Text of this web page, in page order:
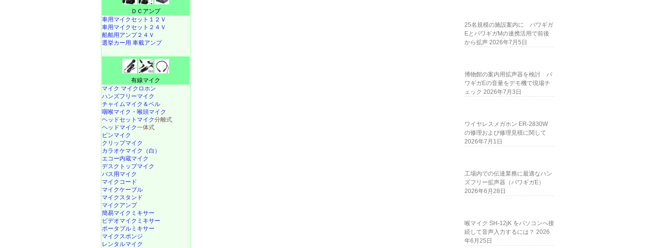
ＤＣアンプ
車用マイクセット１２Ｖ
車用マイクセット２４Ｖ
船舶用アンプ２４Ｖ
選挙カー用 車載アンプ
有線マイク
マイク マイクロホン
ハンズフリーマイク
チャイムマイク＆ベル
咽喉マイク・喉頭マイク
ヘッドセットマイク分離式
ヘッドマイク一体式
ピンマイク
クリップマイク
カラオケマイク（白）
エコー内蔵マイク
デスクトップマイク
バス用マイク
マイクコード
マイクケーブル
マイクスタンド
マイクアンプ
簡易マイクミキサー
ビデオマイクミキサー
ポータブルミキサー
マイクスポンジ
レンタルマイク
25名規模の施設案内に パワギガ
EとパワギガMの連携活用で前後
から拡声 2026年7月5日
博物館の案内用拡声器を検討 パ
ワギガEの音量をデモ機で現場チ
ェック 2026年7月3日
ワイヤレスメガホン ER-2830W
の修理および修理見積に関して
2026年7月1日
工場内での伝達業務に最適なハン
ズフリー拡声器（パワギガE）
2026年6月28日
喉マイク SH-12jK をパソコンへ接
続して音声入力するには？ 2026
年6月25日